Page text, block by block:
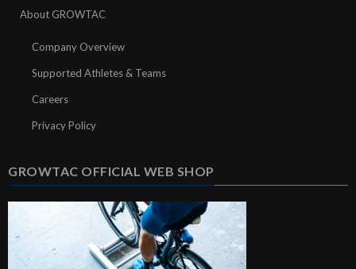
About GROWTAC
Company Overview
Supported Athletes & Teams
Careers
Privacy Policy
GROWTAC OFFICIAL WEB SHOP